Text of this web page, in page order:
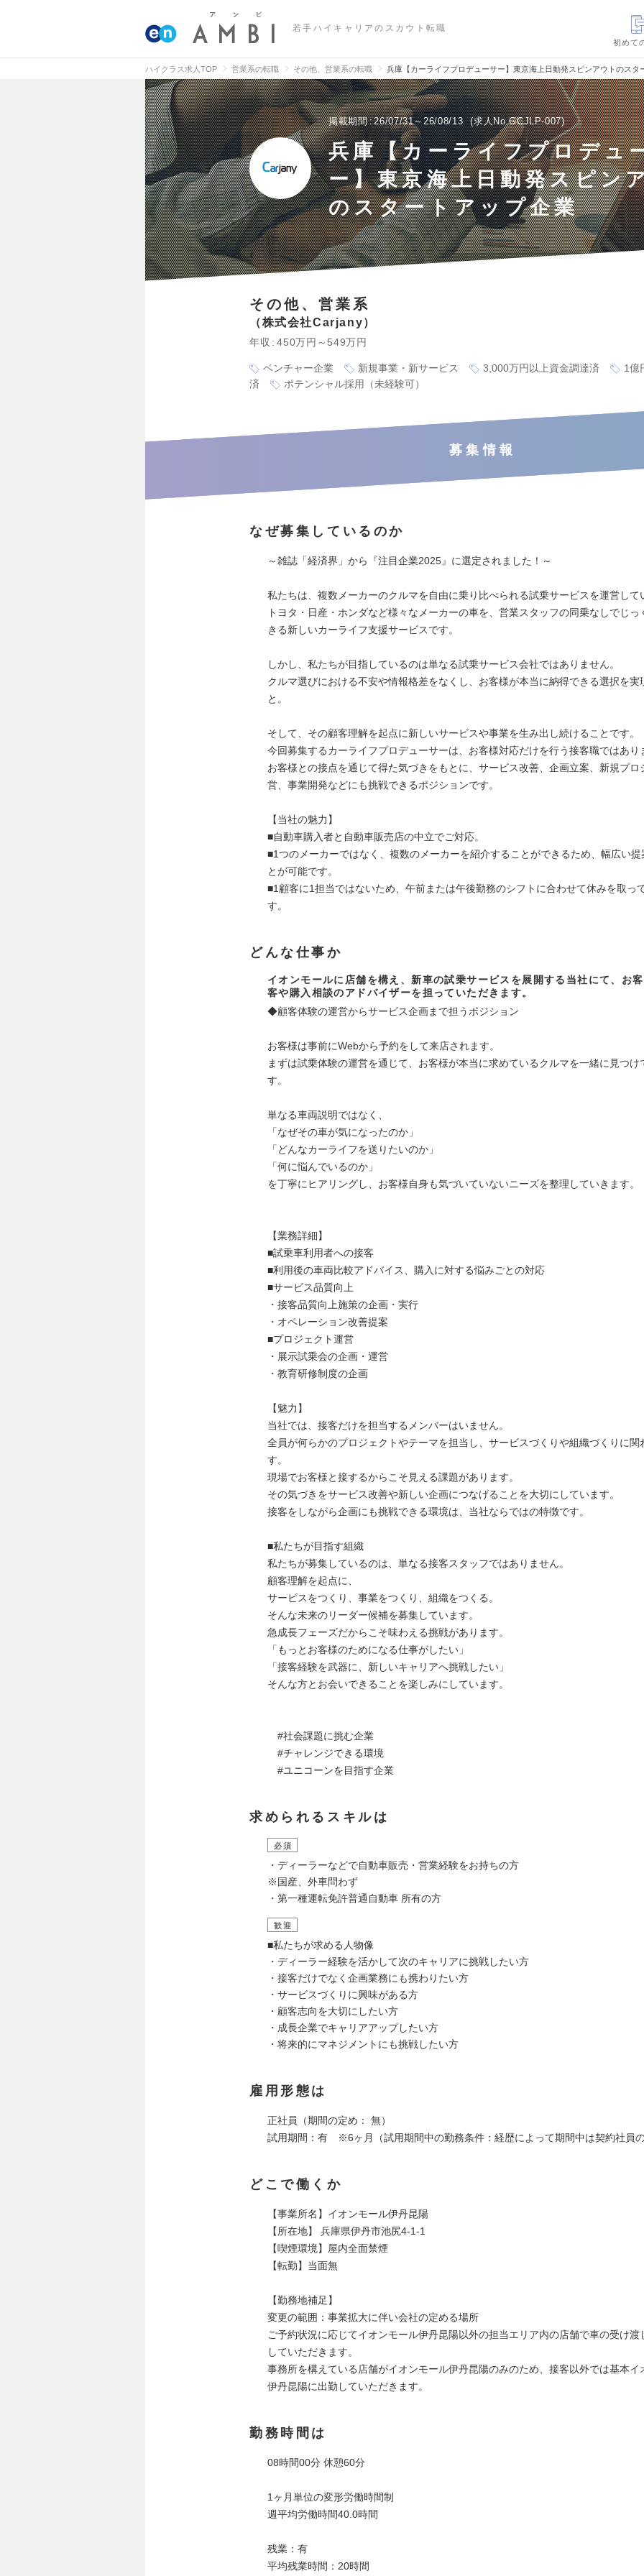
若手ハイキャリアのスカウト転職
初めて
ハイクラス求人TOP 営業系の転職 その他、営業系の転職 兵庫【カーライフプロデューサー】東京海上日動発スピンアウトのスタ
掲載期間 26/07/31～26/08/13 求人No.GCJLP-007
兵庫【カーライフプロデュ
ー】東京海上日動発スピン
のスタートアップ企業
その他、営業系
株式会社Carjany
年収 450万円～549万円
ベンチャー企業 新規事業・新サービス 3,000万円以上資金調達済
1億
済
ポテンシャル採用（未経験可）
募集情報
なぜ募集しているのか
～雑誌「経済界」から『注目企業2025』に選定されました！～
私たちは、複数メーカーのクルマを自由に乗り比べられる試乗サービスを運営して
トヨタ・日産・ホンダなど様々なメーカーの車を、営業スタッフの同乗なしでじっ
きる新しいカーライフ支援サービスです。
しかし、私たちが目指しているのは単なる試乗サービス会社ではありません。
クルマ選びにおける不安や情報格差をなくし、お客様が本当に納得できる選択を実
と。
そして、その顧客理解を起点に新しいサービスや事業を生み出し続けることです。
今回募集するカーライフプロデューサーは、お客様対応だけを行う接客職ではあり
お客様との接点を通じて得た気づきをもとに、サービス改善、企画立案、新規プロ
営、事業開発などにも挑戦できるポジションです。
【当社の魅力】
■自動車購入者と自動車販売店の中立でご対応。
■1つのメーカーではなく、複数のメーカーを紹介することができるため、幅広い提
とが可能です。
■1顧客に1担当ではないため、午前または午後勤務のシフトに合わせて休みを取っ
す。
どんな仕事か
イオンモールに店舗を構え、新車の試乗サービスを展開する当社にて、お
客や購入相談のアドバイザーを担っていただきます。
◆顧客体験の運営からサービス企画まで担うポジション
お客様は事前にWebから予約をして来店されます。
まずは試乗体験の運営を通じて、お客様が本当に求めているクルマを一緒に見つけ
す。
単なる車両説明ではなく、
「なぜその車が気になったのか」
「どんなカーライフを送りたいのか」
「何に悩んでいるのか」
を丁寧にヒアリングし、お客様自身も気づいていないニーズを整理していきます。
【業務詳細】
■試乗車利用者への接客
■利用後の車両比較アドバイス、購入に対する悩みごとの対応
■サービス品質向上
・接客品質向上施策の企画・実行
・オペレーション改善提案
■プロジェクト運営
・展示試乗会の企画・運営
・教育研修制度の企画
【魅力】
当社では、接客だけを担当するメンバーはいません。
全員が何らかのプロジェクトやテーマを担当し、サービスづくりや組織づくりに関
す。
現場でお客様と接するからこそ見える課題があります。
その気づきをサービス改善や新しい企画につなげることを大切にしています。
接客をしながら企画にも挑戦できる環境は、当社ならではの特徴です。
■私たちが目指す組織
私たちが募集しているのは、単なる接客スタッフではありません。
顧客理解を起点に、
サービスをつくり、事業をつくり、組織をつくる。
そんな未来のリーダー候補を募集しています。
急成長フェーズだからこそ味わえる挑戦があります。
「もっとお客様のためになる仕事がしたい」
「接客経験を武器に、新しいキャリアへ挑戦したい」
そんな方とお会いできることを楽しみにしています。
#社会課題に挑む企業
#チャレンジできる環境
#ユニコーンを目指す企業
求められるスキルは
必須
・ディーラーなどで自動車販売・営業経験をお持ちの方
※国産、外車問わず
・第一種運転免許普通自動車 所有の方
歓迎
■私たちが求める人物像
・ディーラー経験を活かして次のキャリアに挑戦したい方
・接客だけでなく企画業務にも携わりたい方
・サービスづくりに興味がある方
・顧客志向を大切にしたい方
・成長企業でキャリアアップしたい方
・将来的にマネジメントにも挑戦したい方
雇用形態は
正社員（期間の定め： 無）
試用期間：有 ※6ヶ月（試用期間中の勤務条件：経歴によって期間中は契約社員の
どこで働くか
【事業所名】イオンモール伊丹昆陽
【所在地】 兵庫県伊丹市池尻4-1-1
【喫煙環境】屋内全面禁煙
【転勤】当面無
【勤務地補足】
変更の範囲：事業拡大に伴い会社の定める場所
ご予約状況に応じてイオンモール伊丹昆陽以外の担当エリア内の店舗で車の受け渡
していただきます。
事務所を構えている店舗がイオンモール伊丹昆陽のみのため、接客以外では基本イ
伊丹昆陽に出勤していただきます。
勤務時間は
08時間00分 休憩60分
1ヶ月単位の変形労働時間制
週平均労働時間40.0時間
残業：有
平均残業時間：20時間